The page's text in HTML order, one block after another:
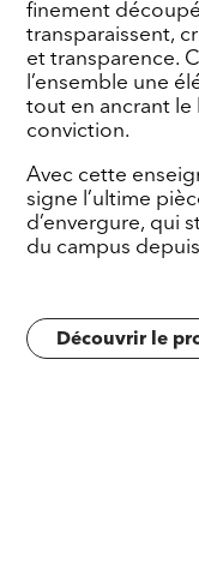
finement
transparaissent,
et transparence.
l’ensemble une
tout en ancrant le
conviction.
Avec cette
signe l’ultime
d’envergure, qui
du campus
Découvrir le